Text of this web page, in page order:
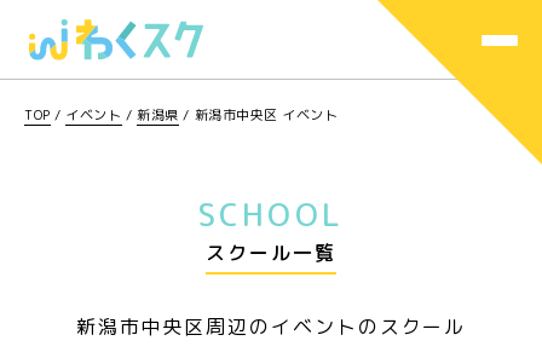
TOP / イベント /新潟県 / 新潟市中央区 イベント
SCHOOL
スクール一覧
新潟市中央区周辺のイベントのスクール